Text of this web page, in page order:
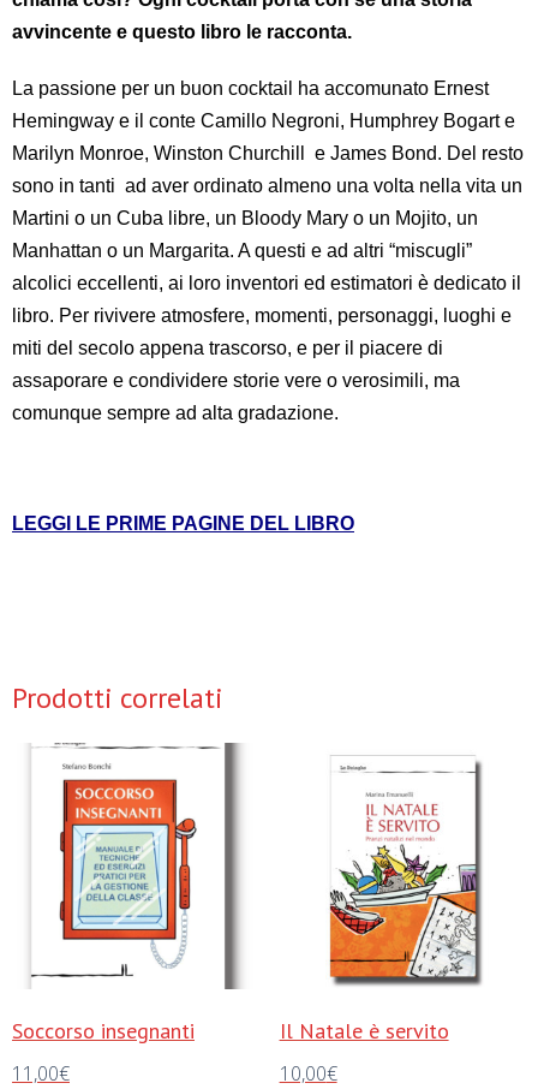
avvincente e questo libro le racconta.
La passione per un buon cocktail ha accomunato Ernest
Hemingway e il conte Camillo Negroni, Humphrey Bogart e
Marilyn Monroe, Winston Churchill e James Bond. Del resto
sono in tanti ad aver ordinato almeno una volta nella vita un
Martini o un Cuba libre, un Bloody Mary o un Mojito, un
Manhattan o un Margarita. A questi e ad altri “miscugli”
alcolici eccellenti, ai loro inventori ed estimatori è dedicato il
libro. Per rivivere atmosfere, momenti, personaggi, luoghi e
miti del secolo appena trascorso, e per il piacere di
assaporare e condividere storie vere o verosimili, ma
comunque sempre ad alta gradazione.
LEGGI LE PRIME PAGINE DEL LIBRO
Prodotti correlati
Soccorso insegnanti
11,00€
Il Natale è servito
10,00€